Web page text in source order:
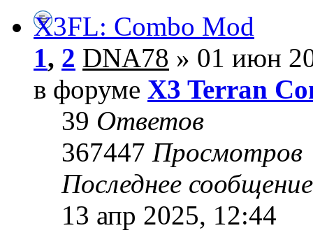
X3FL: Combo Mod
1, 2 DNA78 » 01 июн
в форуме X3 Terran
39 Ответов
367447 Просмотров
Последнее
13 апр 2025, 12:44